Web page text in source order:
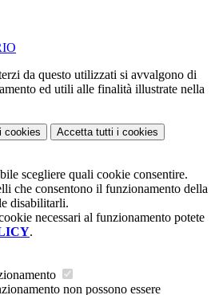
da questo utilizzati si avvalgono di
ed utili alle finalità illustrate nella
i cookies Accetta tutti i cookies
scegliere quali cookie consentire.
che consentono il funzionamento della
disabilitarli.
necessari al funzionamento potete
.
non possono essere